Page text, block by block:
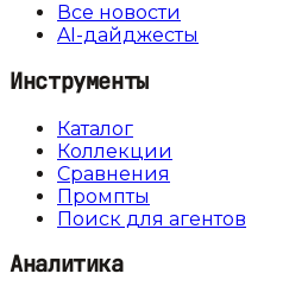
Все новости
AI-дайджесты
Инструменты
Каталог
Коллекции
Сравнения
Промпты
Поиск для агентов
Аналитика